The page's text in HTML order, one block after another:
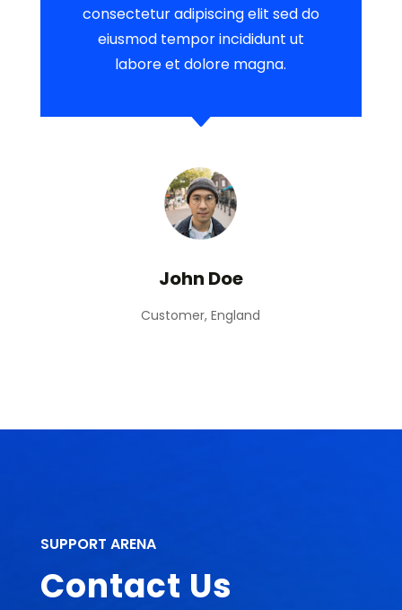
consectetur adipiscing elit sed do
eiusmod tempor incididunt ut
labore et dolore magna.
C
John Doe
Customer, England
SUPPORT ARENA
Contact Us